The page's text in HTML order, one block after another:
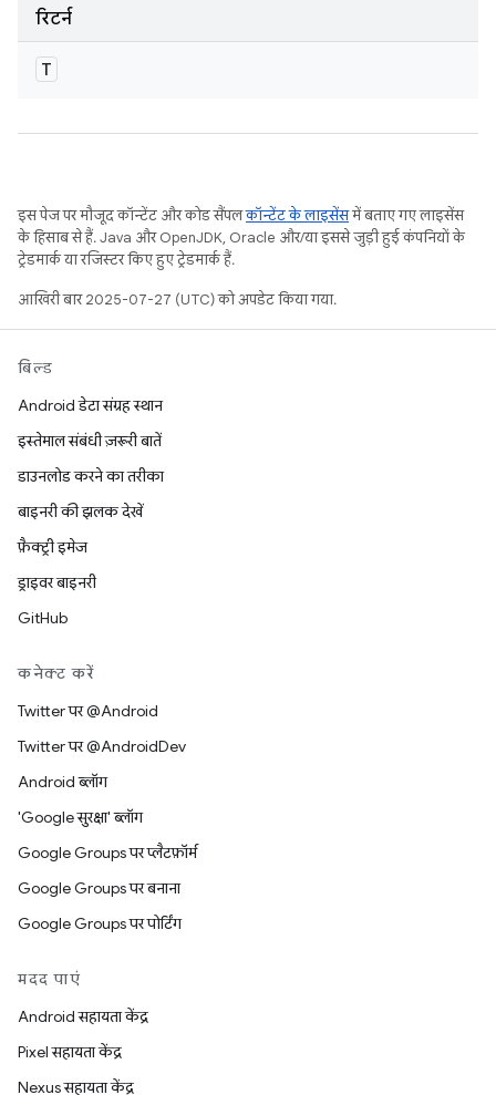
रिटर्न
T
इस पेज पर मौजूद कॉन्टेंट और कोड सैंपलकॉन्टेंट के लाइसेंसमें बताए गए लाइसेंस
के हिसाब से हैं. Java और OpenJDK, Oracle और/या इससे जुड़ी हुई कंपनियों के
ट्रेडमार्क या रजिस्टर किए हुए ट्रेडमार्क हैं.
आखिरी बार 2025-07-27 (UTC) को अपडेट किया गया.
बिल्ड
Android डेटा संग्रह स्थान
इस्तेमाल संबंधी ज़रूरी बातें
डाउनलोड करने का तरीका
बाइनरी की झलक देखें
फ़ैक्ट्री इमेज
ड्राइवर बाइनरी
GitHub
कनेक्ट करें
Twitter पर @Android
Twitter पर @AndroidDev
Android ब्लॉग
'Google सुरक्षा' ब्लॉग
Google Groups पर प्लैटफ़ॉर्म
Google Groups पर बनाना
Google Groups पर पोर्टिंग
मदद पाएं
Android सहायता केंद्र
Pixel सहायता केंद्र
Nexus सहायता केंद्र